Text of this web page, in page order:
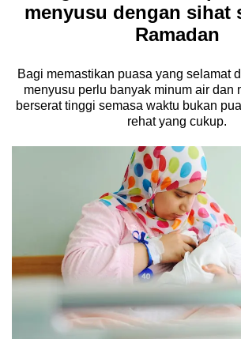
menyusu dengan sihat
Ramadan
Bagi memastikan puasa yang selamat
menyusu perlu banyak minum air dan
berserat tinggi semasa waktu bukan
rehat yang cukup.
supported
know
it's
a
want
your
experience
with
CNA